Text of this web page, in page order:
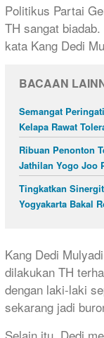
Politikus Partai
TH sangat
kata Kang Dedi
BACAAN
Semangat
Kelapa Rawat
Ribuan Penonton
Jathilan Yogo Joo
Tingkatkan
Yogyakarta Bakal
Kang Dedi
dilakukan TH
dengan laki-laki
sekarang jadi